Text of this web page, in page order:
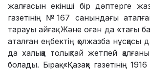
жалғасын екінші бір дәптерге
газетінің №167 санындағы
тарауы айғақ. Және оған да «тағы
аталған еңбектің қолжазба нұсқасы
да халыққа толықтай жетпей
болады. Бірақ «Қазақ» газетінің